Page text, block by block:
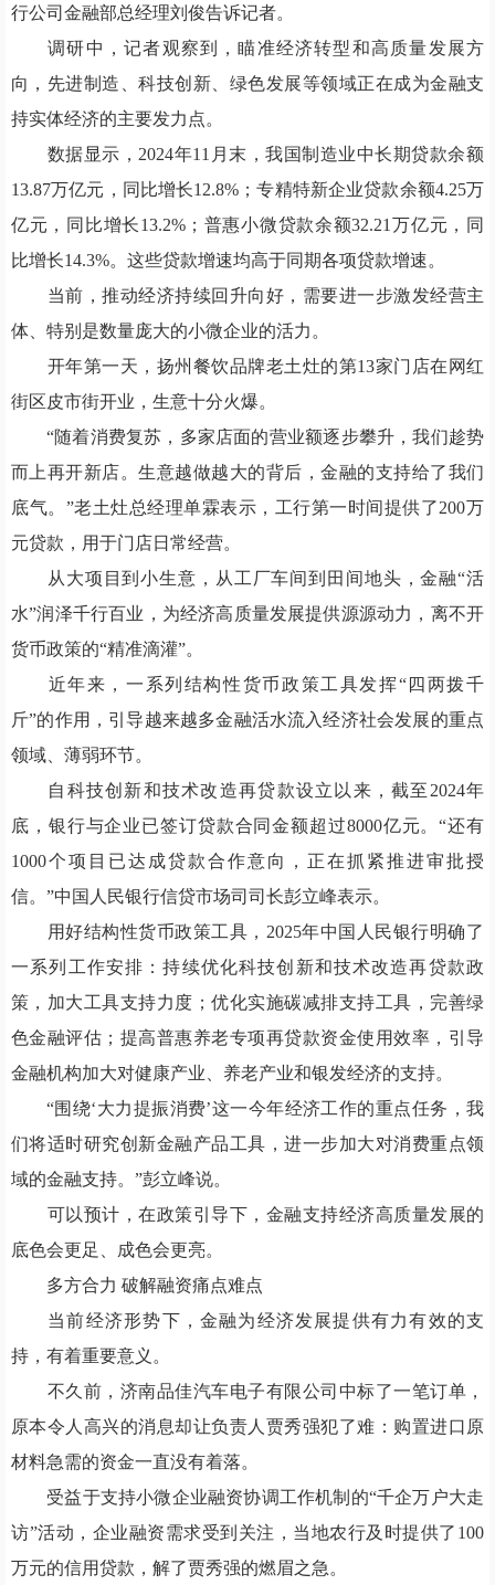
行公司金融部总经理刘俊告诉记者。
调研中，记者观察到，瞄准经济转型和高质量发展方
向，先进制造、科技创新、绿色发展等领域正在成为金融支
持实体经济的主要发力点。
数据显示，2024年11月末，我国制造业中长期贷款余额
13.87万亿元，同比增长12.8%；专精特新企业贷款余额4.25万
亿元，同比增长13.2%；普惠小微贷款余额32.21万亿元，同
比增长14.3%。这些贷款增速均高于同期各项贷款增速。
当前，推动经济持续回升向好，需要进一步激发经营主
体、特别是数量庞大的小微企业的活力。
开年第一天，扬州餐饮品牌老土灶的第13家门店在网红
街区皮市街开业，生意十分火爆。
“随着消费复苏，多家店面的营业额逐步攀升，我们趁势
而上再开新店。生意越做越大的背后，金融的支持给了我们
底气。”老土灶总经理单霖表示，工行第一时间提供了200万
元贷款，用于门店日常经营。
从大项目到小生意，从工厂车间到田间地头，金融“活
水”润泽千行百业，为经济高质量发展提供源源动力，离不开
货币政策的“精准滴灌”。
近年来，一系列结构性货币政策工具发挥“四两拨千
斤”的作用，引导越来越多金融活水流入经济社会发展的重点
领域、薄弱环节。
自科技创新和技术改造再贷款设立以来，截至2024年
底，银行与企业已签订贷款合同金额超过8000亿元。“还有
1000个项目已达成贷款合作意向，正在抓紧推进审批授
信。”中国人民银行信贷市场司司长彭立峰表示。
用好结构性货币政策工具，2025年中国人民银行明确了
一系列工作安排：持续优化科技创新和技术改造再贷款政
策，加大工具支持力度；优化实施碳减排支持工具，完善绿
色金融评估；提高普惠养老专项再贷款资金使用效率，引导
金融机构加大对健康产业、养老产业和银发经济的支持。
“围绕‘大力提振消费’这一今年经济工作的重点任务，我
们将适时研究创新金融产品工具，进一步加大对消费重点领
域的金融支持。”彭立峰说。
可以预计，在政策引导下，金融支持经济高质量发展的
底色会更足、成色会更亮。
多方合力 破解融资痛点难点
当前经济形势下，金融为经济发展提供有力有效的支
持，有着重要意义。
不久前，济南品佳汽车电子有限公司中标了一笔订单，
原本令人高兴的消息却让负责人贾秀强犯了难：购置进口原
材料急需的资金一直没有着落。
受益于支持小微企业融资协调工作机制的“千企万户大走
访”活动，企业融资需求受到关注，当地农行及时提供了100
万元的信用贷款，解了贾秀强的燃眉之急。